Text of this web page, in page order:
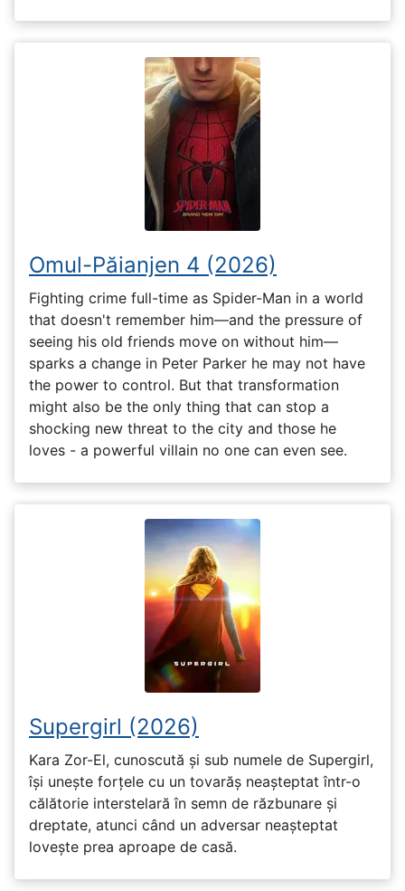
Omul-Păianjen 4 (2026)
Fighting crime full-time as Spider-Man in a world
that doesn't remember him—and the pressure of
seeing his old friends move on without him—
sparks a change in Peter Parker he may not have
the power to control. But that transformation
might also be the only thing that can stop a
shocking new threat to the city and those he
loves - a powerful villain no one can even see.
Supergirl (2026)
Kara Zor-El, cunoscută și sub numele de Supergirl,
își unește forțele cu un tovarăș neașteptat într-o
călătorie interstelară în semn de răzbunare și
dreptate, atunci când un adversar neașteptat
lovește prea aproape de casă.